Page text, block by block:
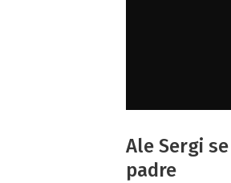
Ale Sergi
padre